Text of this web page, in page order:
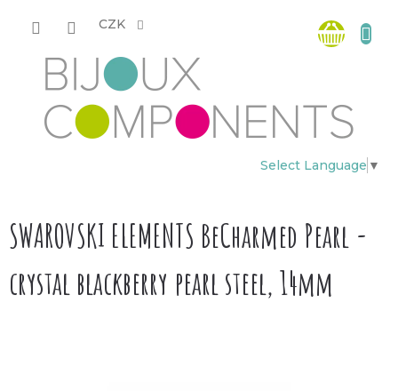
CZK
Select Language ▼
košík
SWAROVSKI ELEMENTS BeCharmed Pearl -
crystal blackberry pearl steel, 14mm